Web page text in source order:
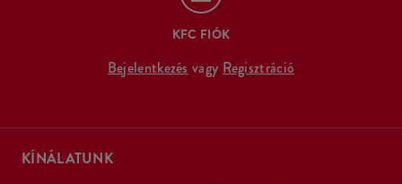
KFC FIÓK
Bejelentkezés vagy Regisztráció
KÍNÁLATUNK